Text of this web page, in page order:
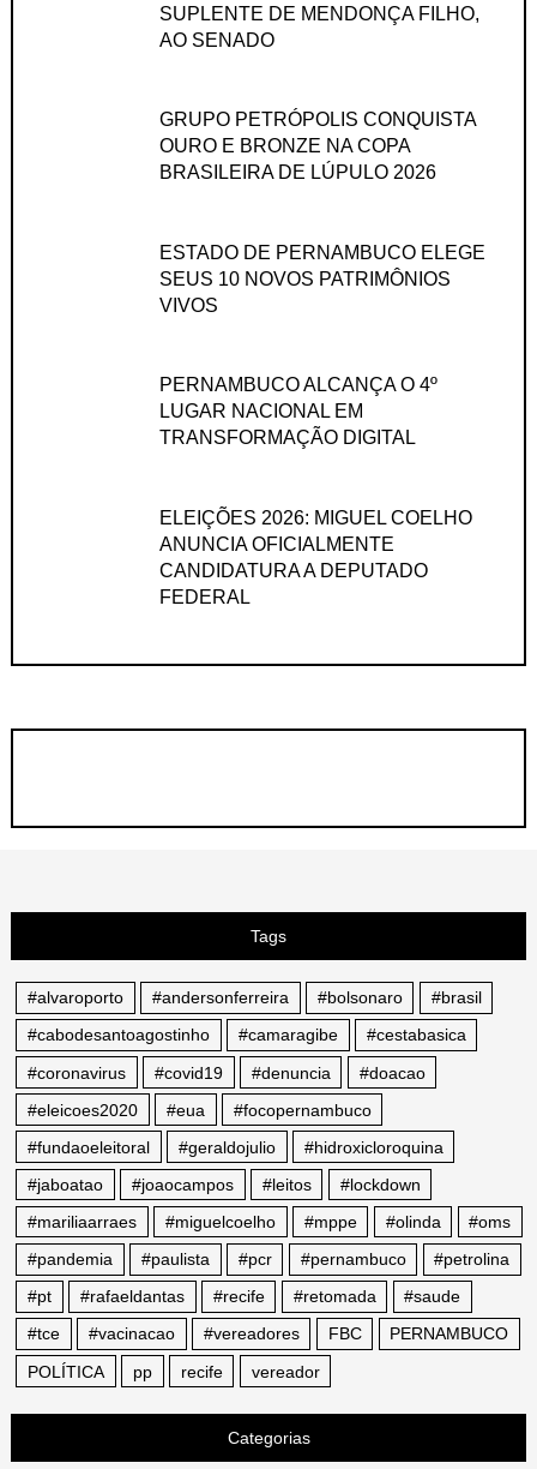
SUPLENTE DE MENDONÇA FILHO,
AO SENADO
GRUPO PETRÓPOLIS CONQUISTA
OURO E BRONZE NA COPA
BRASILEIRA DE LÚPULO 2026
ESTADO DE PERNAMBUCO ELEGE
SEUS 10 NOVOS PATRIMÔNIOS
VIVOS
PERNAMBUCO ALCANÇA O 4º
LUGAR NACIONAL EM
TRANSFORMAÇÃO DIGITAL
ELEIÇÕES 2026: MIGUEL COELHO
ANUNCIA OFICIALMENTE
CANDIDATURA A DEPUTADO
FEDERAL
Tags
#alvaroporto #andersonferreira #bolsonaro
#brasil
#cabodesantoagostinho
#camaragibe
#cestabasica
#coronavirus
#covid19 #denuncia
#doacao
#eleicoes2020
#eua
#focopernambuco
#fundaoeleitoral
#geraldojulio
#hidroxicloroquina
#jaboatao
#joaocampos #leitos
#lockdown
#mariliaarraes
#miguelcoelho #mppe #olinda
#oms
#pandemia
#paulista #pcr #pernambuco
#petrolina
#pt
#rafaeldantas #recife #retomada
#saude
#tce
#vacinacao #vereadores FBC
PERNAMBUCO
POLÍTICA
pp recife vereador
Categorias